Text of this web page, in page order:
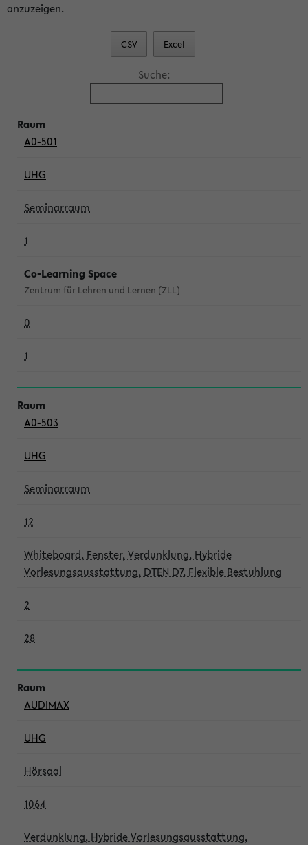
anzuzeigen.
CSV Excel
Suche:
A0-501
UHG
Seminarraum
1
Co-Learning Space
Zentrum für Lehren und Lernen (ZLL)
0
1
A0-503
UHG
Seminarraum
12
Whiteboard, Fenster, Verdunklung, Hybride
Vorlesungsausstattung, DTEN D7, Flexible Bestuhlung
2
28
AUDIMAX
UHG
Hörsaal
1064
Verdunklung, Hybride Vorlesungsausstattung,